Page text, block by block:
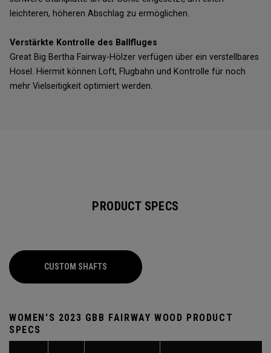
leichteren, höheren Abschlag zu ermöglichen.
Verstärkte Kontrolle des Ballfluges
Great Big Bertha Fairway-Hölzer verfügen über ein verstellbares
Hosel. Hiermit können Loft, Flugbahn und Kontrolle für noch
mehr Vielseitigkeit optimiert werden.
PRODUCT SPECS
CUSTOM SHAFTS
WOMEN'S 2023 GBB FAIRWAY WOOD PRODUCT
SPECS